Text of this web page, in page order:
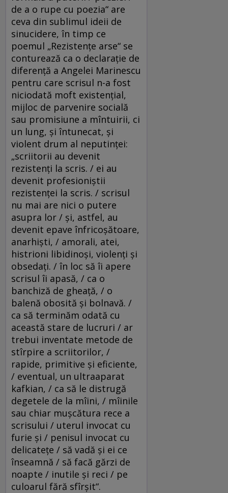
de a o rupe cu poezia“ are
ceva din sublimul ideii de
sinucidere, în timp ce
poemul „Rezistenţe arse“ se
conturează ca o declaraţie de
diferenţă a Angelei Marinescu
pentru care scrisul n-a fost
niciodată moft existenţial,
mijloc de parvenire socială
sau promisiune a mîntuirii, ci
un lung, şi întunecat, şi
violent drum al neputinţei:
„scriitorii au devenit
rezistenţi la scris. / ei au
devenit profesioniştii
rezistenţei la scris. / scrisul
nu mai are nici o putere
asupra lor / şi, astfel, au
devenit epave înfricoşătoare,
anarhişti, / amorali, atei,
histrioni libidinoşi, violenţi şi
obsedaţi. / în loc să îi apere
scrisul îi apasă, / ca o
banchiză de gheaţă, / o
balenă obosită şi bolnavă. /
ca să terminăm odată cu
această stare de lucruri / ar
trebui inventate metode de
stîrpire a scriitorilor, /
rapide, primitive şi eficiente,
/ eventual, un ultraaparat
kafkian, / ca să le distrugă
degetele de la mîini, / mîinile
sau chiar muşcătura rece a
scrisului / uterul invocat cu
furie şi / penisul invocat cu
delicateţe / să vadă şi ei ce
înseamnă / să facă gărzi de
noapte / inutile şi reci / pe
culoarul fără sfîrşit“.